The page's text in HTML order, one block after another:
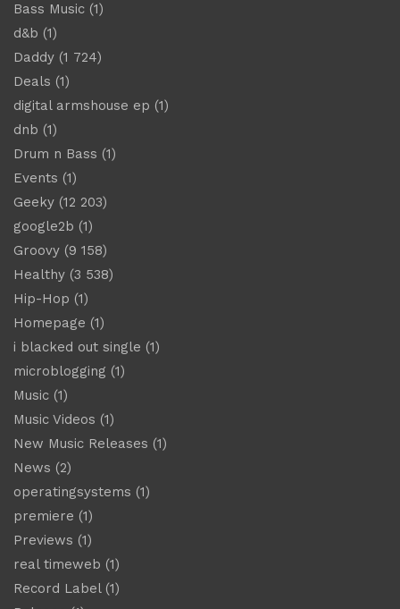
Bass Music (1)
d&b (1)
Daddy (1 724)
Deals (1)
digital armshouse ep (1)
dnb (1)
Drum n Bass (1)
Events (1)
Geeky (12 203)
google2b (1)
Groovy (9 158)
Healthy (3 538)
Hip-Hop (1)
Homepage (1)
i blacked out single (1)
microblogging (1)
Music (1)
Music Videos (1)
New Music Releases (1)
News (2)
operatingsystems (1)
premiere (1)
Previews (1)
real timeweb (1)
Record Label(1)